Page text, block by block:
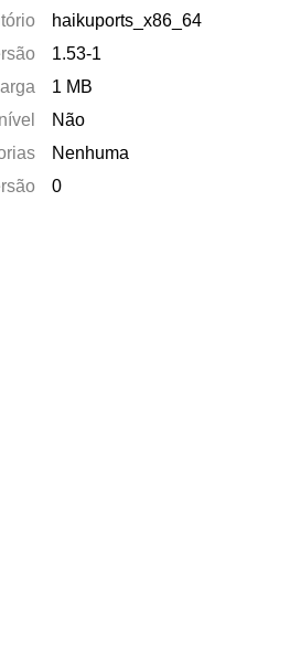
haikuports_x86_64
1.53-1
1 MB
Não
Nenhuma
0